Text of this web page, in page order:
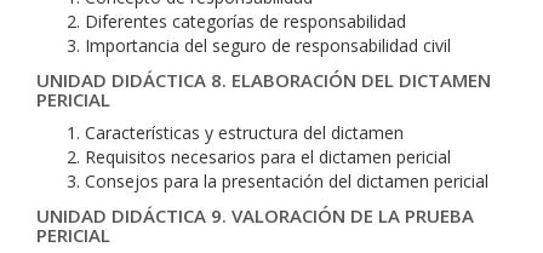
Diferentes categorías de responsabilidad
Importancia del seguro de responsabilidad civil
UNIDAD DIDÁCTICA 8. ELABORACIÓN DEL DICTAMEN
PERICIAL
Características y estructura del dictamen
Requisitos necesarios para el dictamen pericial
Consejos para la presentación del dictamen pericial
UNIDAD DIDÁCTICA 9. VALORACIÓN DE LA PRUEBA
PERICIAL